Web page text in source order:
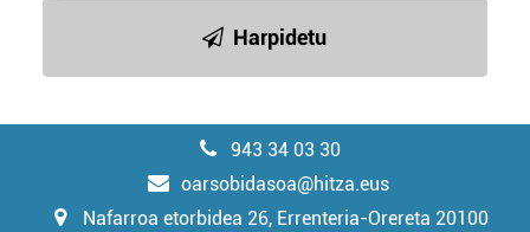
Harpidetu
943 34 03 30
oarsobidasoa@hitza.eus
Nafarroa etorbidea 26, Errenteria-Orereta 20100